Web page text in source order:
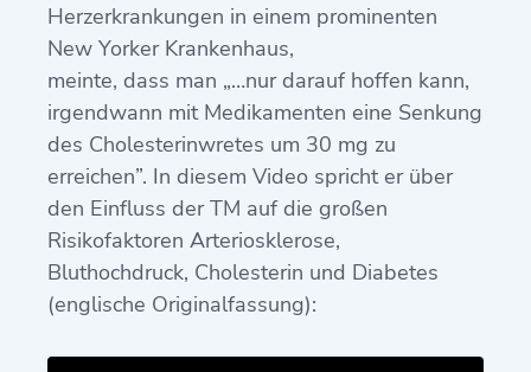
Herzerkrankungen in einem prominenten
New Yorker Krankenhaus,
meinte, dass man „…nur darauf hoffen kann,
irgendwann mit Medikamenten eine Senkung
des Cholesterinwretes um 30 mg zu
erreichen”. In diesem Video spricht er über
den Einfluss der TM auf die großen
Risikofaktoren Arteriosklerose,
Bluthochdruck, Cholesterin und Diabetes
(englische Originalfassung):